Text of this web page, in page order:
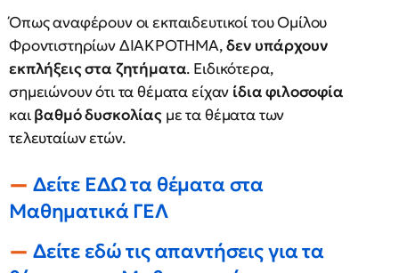
Όπως αναφέρουν οι εκπαιδευτικοί του Ομίλου
Φροντιστηρίων ΔΙΑΚΡΟΤΗΜΑ,δεν υπάρχουν
εκπλήξεις στα ζητήματα. Ειδικότερα,
σημειώνουν ότι τα θέματα είχαν ίδια φιλοσοφία
καιβαθμό δυσκολίαςμε τα θέματα των
τελευταίων ετών.
Δείτε ΕΔΩ τα θέματα στα
Μαθηματικά ΓΕΛ
Δείτε εδώ τις απαντήσεις για τα